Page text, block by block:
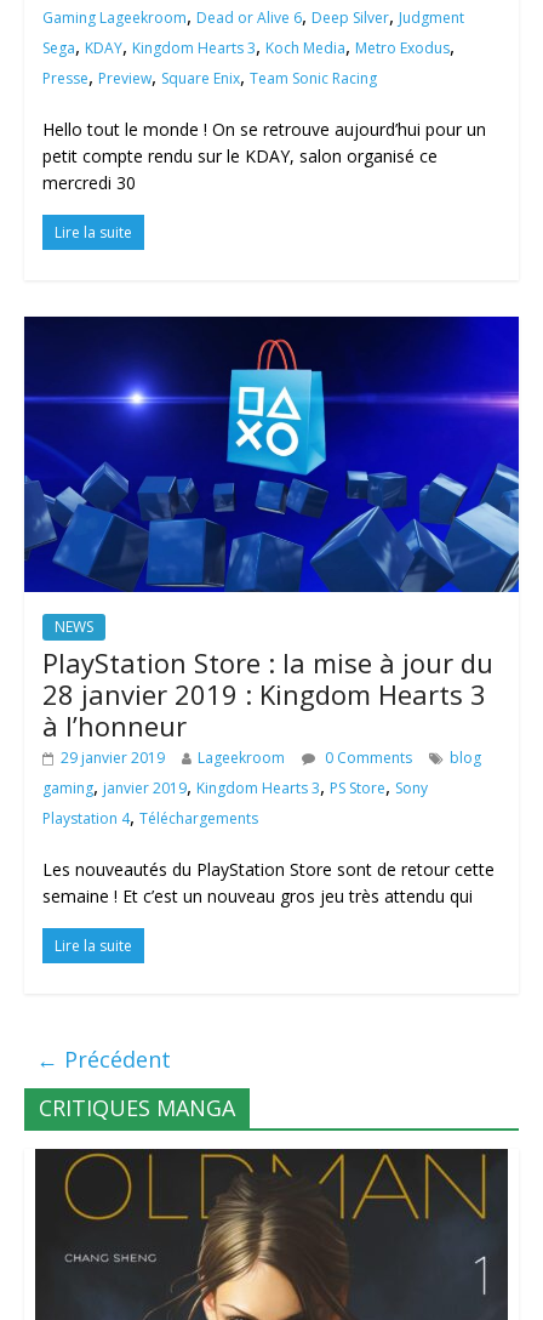
Gaming Lageekroom, Dead or Alive 6, Deep Silver, Judgment
Sega, KDAY, Kingdom Hearts 3, Koch Media, Metro Exodus,
Presse, Preview, Square Enix, Team Sonic Racing
Hello tout le monde ! On se retrouve aujourd’hui pour un
petit compte rendu sur le KDAY, salon organisé ce
mercredi 30
Lire la suite
NEWS
PlayStation Store : la mise à jour du
28 janvier 2019 : Kingdom Hearts 3
à l’honneur
29 janvier 2019 Lageekroom 0 Comments
blog
gaming, janvier 2019, Kingdom Hearts 3, PS Store, Sony
Playstation 4, Téléchargements
Les nouveautés du PlayStation Store sont de retour cette
semaine ! Et c’est un nouveau gros jeu très attendu qui
Lire la suite
← Précédent
CRITIQUES MANGA